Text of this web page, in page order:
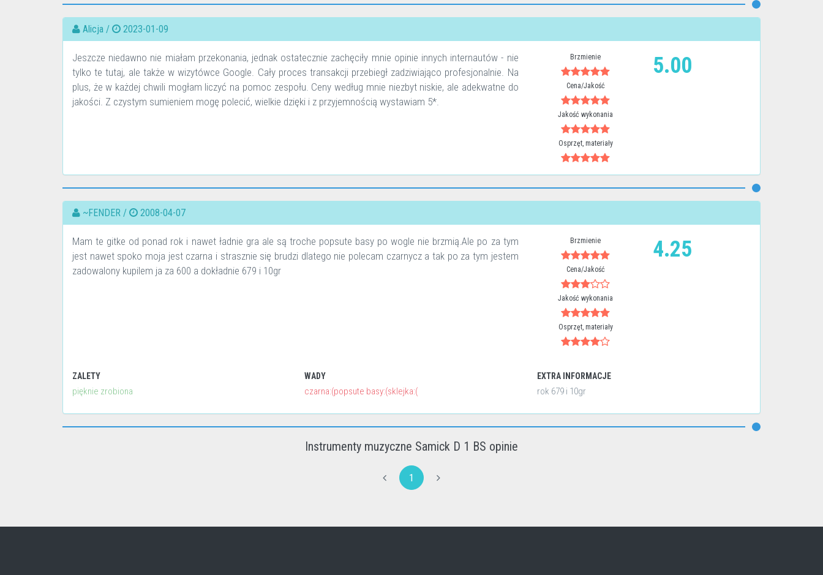
Alicja / 2023-01-09
Jeszcze niedawno nie miałam przekonania, jednak ostatecznie zachęciły mnie opinie innych internautów - nie
tylko te tutaj, ale także w wizytówce Google. Cały proces transakcji przebiegł zadziwiająco profesjonalnie. Na
plus, że w każdej chwili mogłam liczyć na pomoc zespołu. Ceny według mnie niezbyt niskie, ale adekwatne do
jakości. Z czystym sumieniem mogę polecić, wielkie dzięki i z przyjemnością wystawiam 5*.
Brzmienie
Cena/Jakość
Jakość wykonania
Osprzęt, materiały
5.00
~FENDER / 2008-04-07
Mam te gitke od ponad rok i nawet ładnie gra ale są troche popsute basy po wogle nie brzmią.Ale po za tym
jest nawet spoko moja jest czarna i strasznie się brudzi dlatego nie polecam czarnycz a tak po za tym jestem
zadowalony kupilem ja za 600 a dokładnie 679 i 10gr
Brzmienie
Cena/Jakość
Jakość wykonania
Osprzęt, materiały
4.25
ZALETY
pięknie zrobiona
WADY
czarna:(popsute basy:(sklejka:(
EXTRA INFORMACJE
rok 679 i 10gr
Instrumenty muzyczne Samick D 1 BS opinie
1